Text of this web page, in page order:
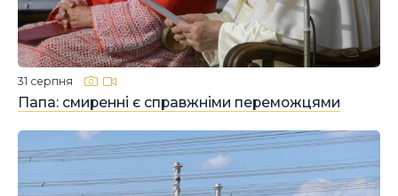
Папа: смиренні є справжніми переможцями
31 серпня